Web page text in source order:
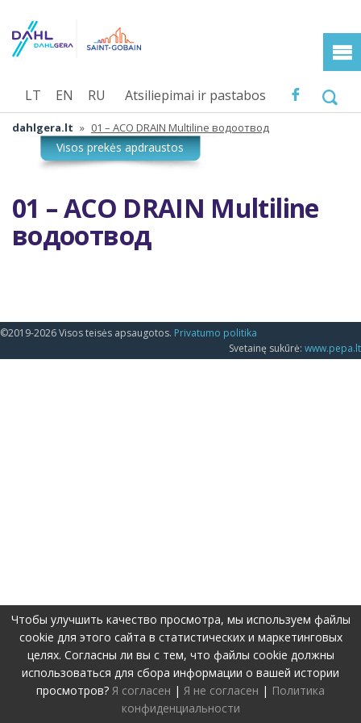
Atsiliepimai ir pastabos
LT EN RU
dahlgera.lt » 01 – ACO DRAIN Multiline водоотвод
01 – ACO DRAIN Multiline
водоотвод
©2019-2026 Visos teisės apsaugotos. Privatumo politika
Svetainę sukūrė: www.pepa.lt
Чтобы улучшить качество просмотра, мы используем файлы
cookie для этого сайта в статистических и маркетинговых
целях. Согласны ли вы с тем, что файлы cookie должны
использоваться для сбора информации о вашей истории
просмотров? Я согласен | Я не согласен | Политика
конфиденциальности